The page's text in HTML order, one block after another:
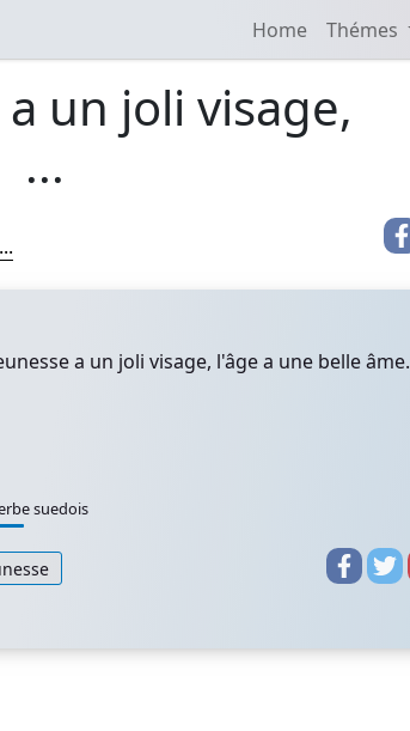
Home Thémes
un joli visage,
...
a un joli visage, l'âge a une belle âme.
suedois